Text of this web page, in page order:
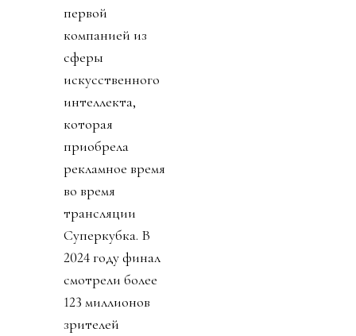
первой
компанией из
сферы
искусственного
интеллекта,
которая
приобрела
рекламное время
во время
трансляции
Суперкубка. В
2024 году финал
смотрели более
123 миллионов
зрителей